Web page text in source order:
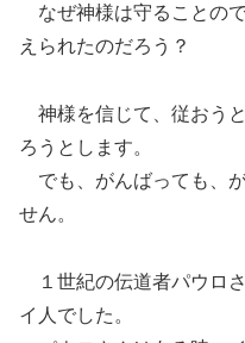
なぜ神様は守ることの
えられたのだろう？
神様を信じて、従おう
ろうとします。
でも、がんばっても、
せん。
１世紀の伝道者パウロ
イ人でした。